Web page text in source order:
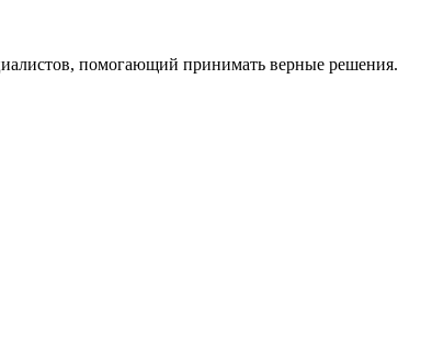
помогающий принимать верные решения.